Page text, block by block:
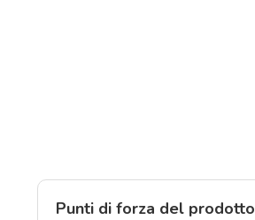
Punti di forza del prodotto